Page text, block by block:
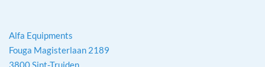
Alfa Equipments
Fouga Magisterlaan 2189
3800 Sint-Truiden